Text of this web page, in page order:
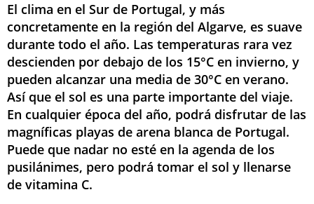
El clima en el Sur de Portugal, y más
concretamente en la región del Algarve, es suave
durante todo el año. Las temperaturas rara vez
descienden por debajo de los 15°C en invierno, y
pueden alcanzar una media de 30°C en verano.
Así que el sol es una parte importante del viaje.
En cualquier época del año, podrá disfrutar de las
magníficas playas de arena blanca de Portugal.
Puede que nadar no esté en la agenda de los
pusilánimes, pero podrá tomar el sol y llenarse
de vitamina C.